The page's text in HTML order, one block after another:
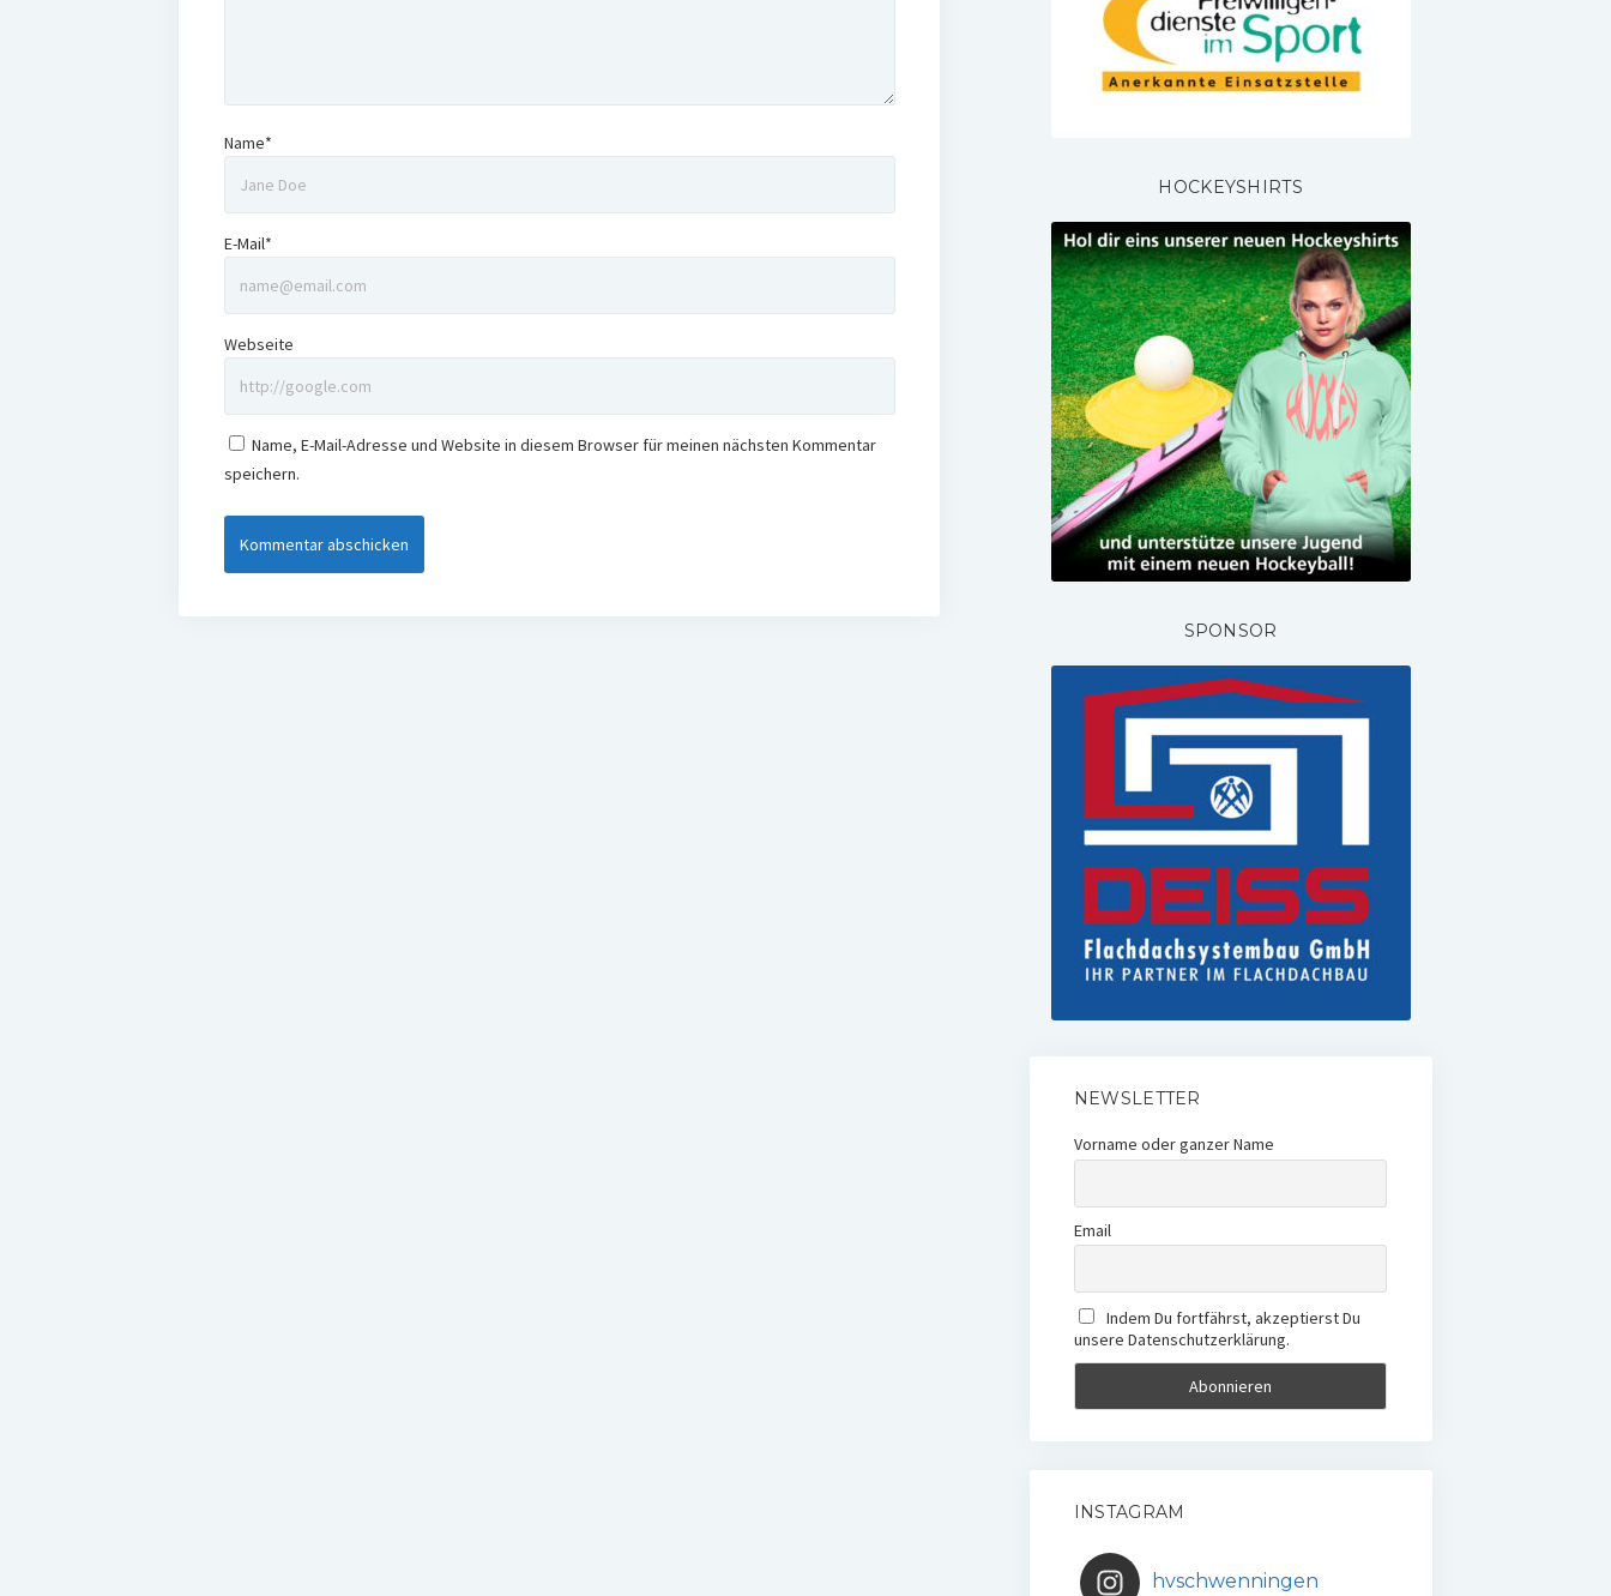
Name*
E-Mail*
Webseite
Name, E-Mail-Adresse und Website in diesem Browser für meinen nächsten Kommentar
speichern.
HOCKEYSHIRTS
SPONSOR
NEWSLETTER
Vorname oder ganzer Name
Email
Indem Du fortfährst, akzeptierst Du
unsere Datenschutzerklärung.
INSTAGRAM
hvschwenningen